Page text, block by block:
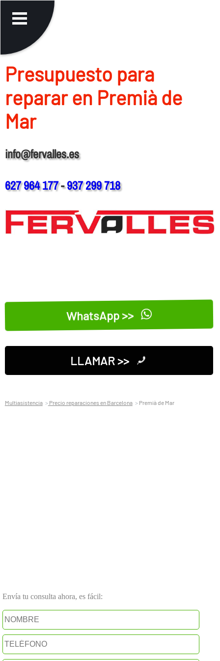
Presupuesto para
reparar en Premià de
Mar
info@fervalles.es
627 964 177-937 299 718
WhatsApp >>
LLAMAR >>
Multiasistencia Precio reparaciones en Barcelona Premià de Mar
Envía tu consulta ahora, es fácil: